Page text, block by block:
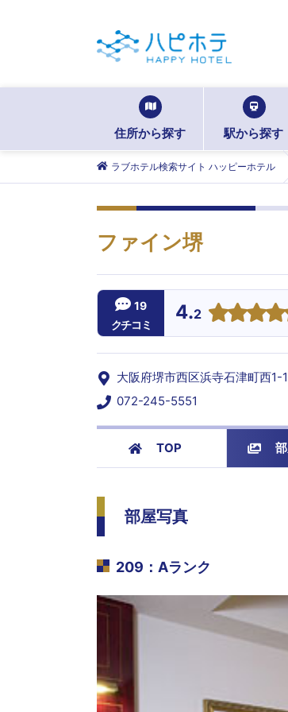
住所から探す 駅から探す
ラブホテル検索サイト ハッピーホテル
ファイン堺
19
クチコミ
4.2
大阪府堺市西区浜寺石津町西1-
072-245-5551
TOP
部屋写真
209 ： Aランク